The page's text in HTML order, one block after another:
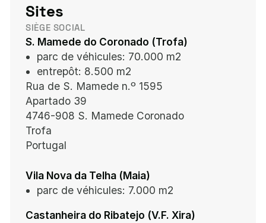
Sites
SIÈGE SOCIAL
S. Mamede do Coronado (Trofa)
parc de véhicules: 70.000 m2
entrepôt: 8.500 m2
Rua de S. Mamede n.º 1595
Apartado 39
4746-908 S. Mamede Coronado
Trofa
Portugal
Vila Nova da Telha (Maia)
parc de véhicules: 7.000 m2
Castanheira do Ribatejo (V.F. Xira)